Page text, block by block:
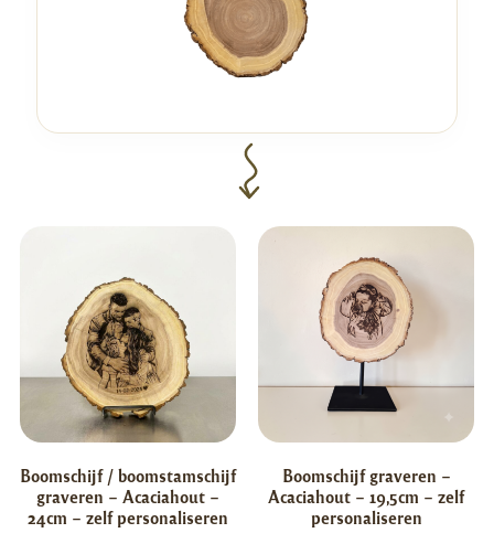
Boomschijf / boomstamschijf
graveren – Acaciahout –
24cm – zelf personaliseren
Boomschijf graveren –
Acaciahout – 19,5cm – zelf
personaliseren